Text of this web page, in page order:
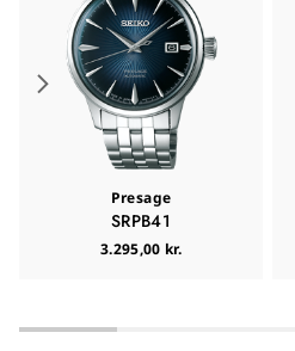
Presage
SRPB41
3.295,00 kr.